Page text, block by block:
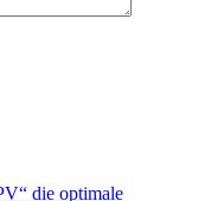
die optimale